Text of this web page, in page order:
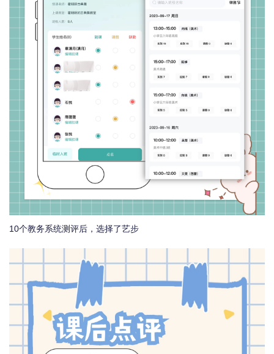
10个教务系统测评后，选择了艺步